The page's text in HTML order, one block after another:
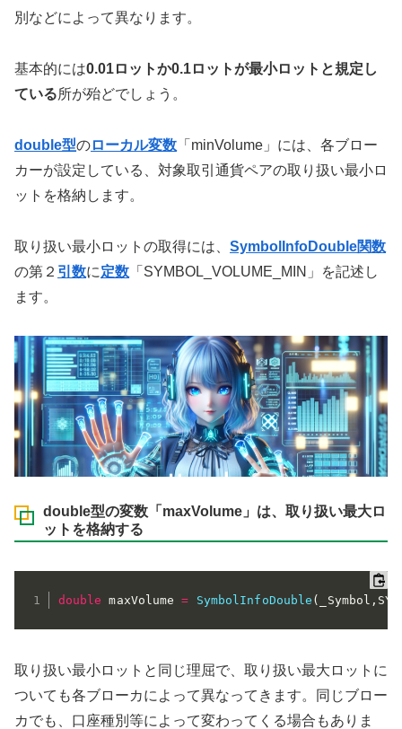
別などによって異なります。
基本的には0.01ロットか0.1ロットが最小ロットと規定し
ている所が殆どでしょう。
double型のローカル変数 「minVolume」には、各ブロー
カーが設定している、対象取引通貨ペアの取り扱い最小ロ
ットを格納します。
取り扱い最小ロットの取得には、 SymbolInfoDouble関数
の第２ 引数に定数 「SYMBOL_VOLUME_MIN」を記述し
ます。
double型の変数「maxVolume」は、取り扱い最大ロ
ットを格納する
double maxVolume = SymbolInfoDouble ( _Symbol ,
取り扱い最小ロットと同じ理屈で、取り扱い最大ロットに
ついても各ブローカによって異なってきます。同じブロー
カでも、口座種別等によって変わってくる場合もありま